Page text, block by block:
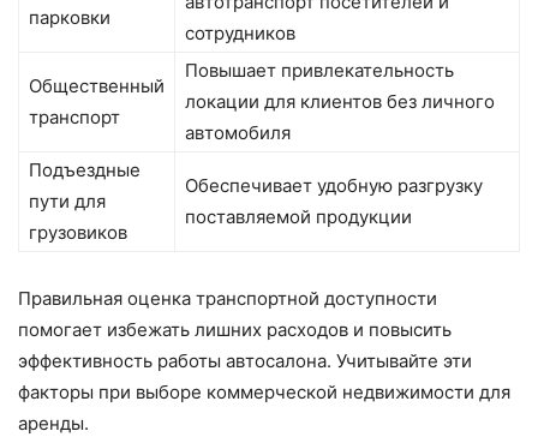
парковки
сотрудников
Общественный
транспорт
Повышает привлекательность
локации для клиентов без личного
автомобиля
Подъездные
пути для
грузовиков
Обеспечивает удобную разгрузку
поставляемой продукции
Правильная оценка транспортной доступности
помогает избежать лишних расходов и повысить
эффективность работы автосалона. Учитывайте эти
факторы при выборе коммерческой недвижимости для
аренды.